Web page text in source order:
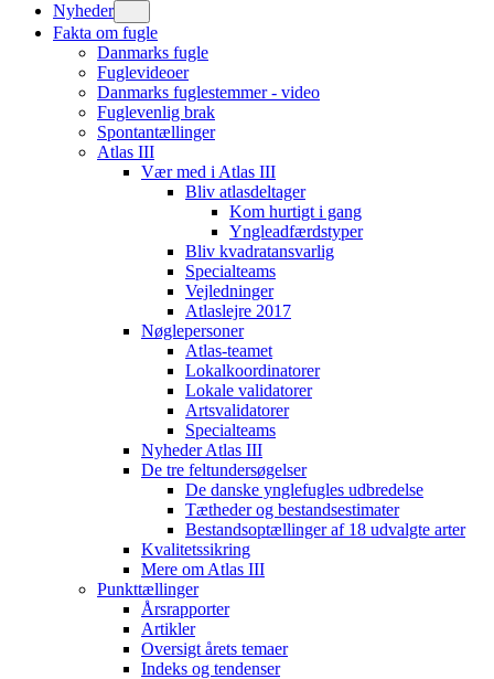
Nyheder
Fakta om fugle
Danmarks fugle
Fuglevideoer
Danmarks fuglestemmer - video
Fuglevenlig brak
Spontantællinger
Atlas III
Vær med i Atlas III
Bliv atlasdeltager
Kom hurtigt i gang
Yngleadfærdstyper
Bliv kvadratansvarlig
Specialteams
Vejledninger
Atlaslejre 2017
Nøglepersoner
Atlas-teamet
Lokalkoordinatorer
Lokale validatorer
Artsvalidatorer
Specialteams
Nyheder Atlas III
De tre feltundersøgelser
De danske ynglefugles udbredelse
Tætheder og bestandsestimater
Bestandsoptællinger af 18 udvalgte arter
Kvalitetssikring
Mere om Atlas III
Punkttællinger
Årsrapporter
Artikler
Oversigt årets temaer
Indeks og tendenser